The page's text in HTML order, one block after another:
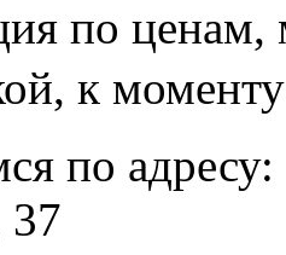
по ценам,
к
по адресу:
37